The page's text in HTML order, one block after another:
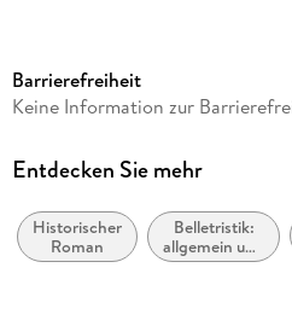
Laufzeit
Reihe
Autor/Autorin
Rebecca Gablé
Barrierefreiheit
Keine Information zur
Entdecken Sie mehr
Historischer
Roman
Belletristik:
allgemein und
literarisch,